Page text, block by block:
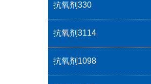
抗氧剂330
抗氧剂3114
抗氧剂1098